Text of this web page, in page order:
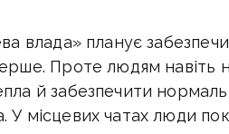
влада» планує
Проте людям навіть
й забезпечити
У місцевих чатах люди